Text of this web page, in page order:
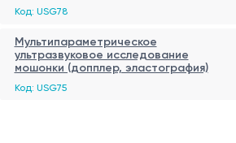
Код: USG78
Мультипараметрическое
ультразвуковое исследование
мошонки (допплер, эластография)
Код: USG75